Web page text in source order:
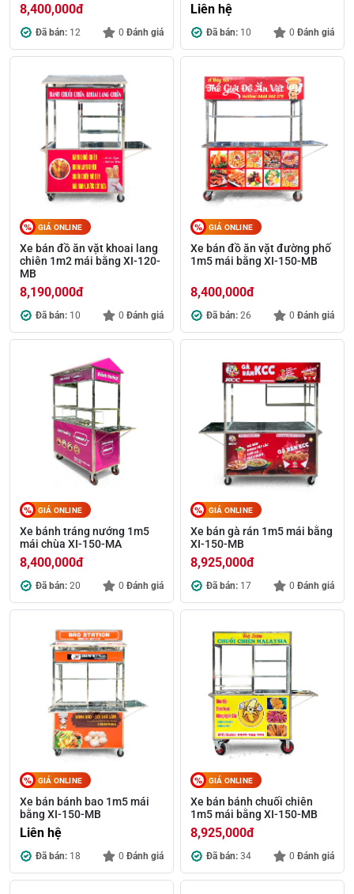
8,400,000đ
Đã bán: 12 0 Đánh giá
Liên hệ
Đã bán: 10 0 Đánh giá
GIÁ ONLINE
Xe bán đồ ăn vặt khoai lang
chiên 1m2 mái bằng XI-120-
MB
8,190,000đ
Đã bán: 10 0 Đánh giá
GIÁ ONLINE
Xe bán đồ ăn vặt đường phố
1m5 mái bằng XI-150-MB
8,400,000đ
Đã bán: 26 0 Đánh giá
GIÁ ONLINE
Xe bánh tráng nướng 1m5
mái chùa XI-150-MA
8,400,000đ
Đã bán: 20 0 Đánh giá
GIÁ ONLINE
Xe bán gà rán 1m5 mái bằng
XI-150-MB
8,925,000đ
Đã bán: 17 0 Đánh giá
GIÁ ONLINE
Xe bán bánh bao 1m5 mái
bằng XI-150-MB
Liên hệ
Đã bán: 18 0 Đánh giá
GIÁ ONLINE
Xe bán bánh chuối chiên
1m5 mái bằng XI-150-MB
8,925,000đ
Đã bán: 34 0 Đánh giá